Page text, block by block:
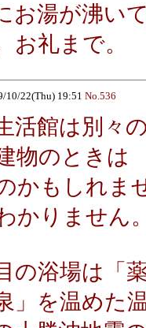
お湯が沸い
お礼まで。
10/22(Thu) 19:51 No.536
活館は別々
物のときは
かもしれま
かりません
の浴場は「
」を温めた